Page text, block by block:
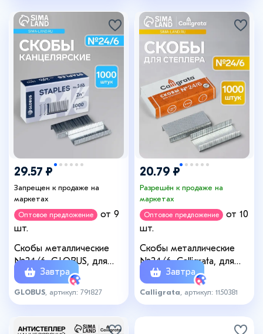
29.57 ₽
Запрещен к продаже на
маркетах
Оптовое предложение
от 9
шт.
Скобы металлические
№24/6, GLOBUS, для
степлера, 1000 шт.,
высококачественная
Завтра
GLOBUS , артикул: 791827
20.79 ₽
Разрешён к продаже на
маркетах
Оптовое предложение
от 10
шт.
Скобы металлические
№24/6, Calligrata, для
степлера, 1000 шт.
Завтра
Calligrata , артикул: 1150381